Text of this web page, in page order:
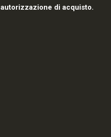
di acquisto.